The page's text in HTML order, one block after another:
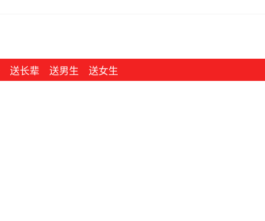
送长辈 送男生 送女生